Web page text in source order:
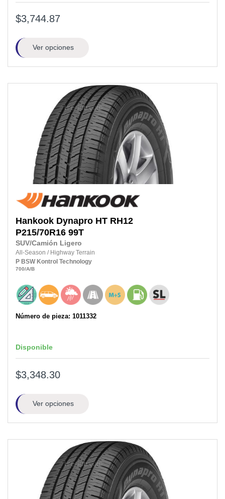
$3,744.87
Ver opciones
Hankook Dynapro HT RH12
P215/70R16 99T
SUV/Camión Ligero
All-Season / Highway Terrain
P BSW Kontrol Technology
700/A/B
Número de pieza: 1011332
Disponible
$3,348.30
Ver opciones